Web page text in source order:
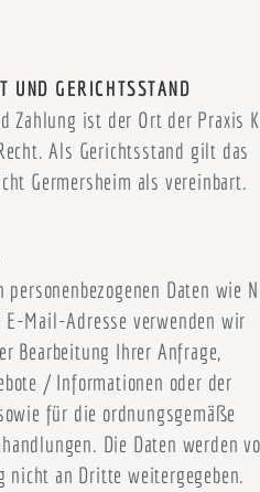
UND GERICHTSSTAND
Zahlung ist der Ort der Praxis
Als Gerichtsstand gilt das
Germersheim als vereinbart.
Daten wie
E-Mail-Adresse verwenden wir
Bearbeitung Ihrer Anfrage,
/ Informationen oder der
für die ordnungsgemäße
Die Daten werden
an Dritte weitergegeben.